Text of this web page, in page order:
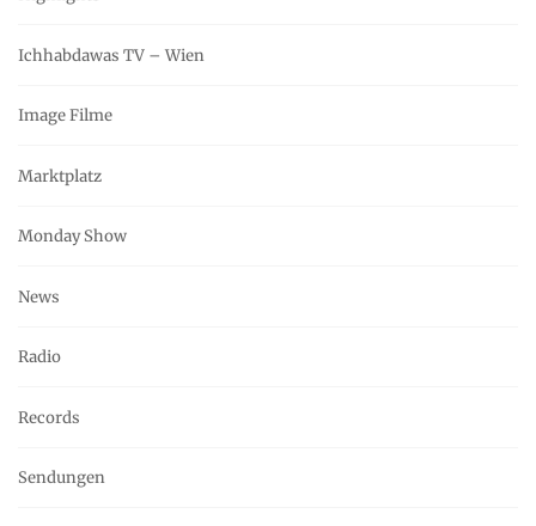
Ichhabdawas TV – Wien
Image Filme
Marktplatz
Monday Show
News
Radio
Records
Sendungen